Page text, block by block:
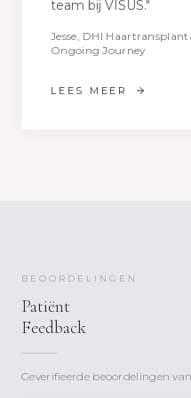
team bij VISUS."
Jesse, DHI
Ongoing Journey
LEES MEER
BEOORDELINGEN
Patiënt
Feedback
Geverifieerde beoordelingen